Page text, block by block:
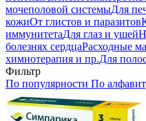
мочеполовой системыДля
кожиОт глистов и паразитов
иммунитетаДля глаз и ушей
болезнях сердцаРасходные
химиотерапия и пр.Для
Фильтр
По популярности По